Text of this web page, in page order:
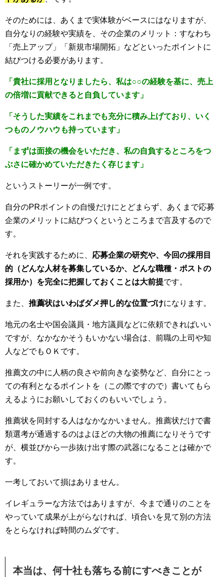
そのためには、あくまで実体験がベースにはなりますが、
自分なりの経験や実績を、その企業のメリット：すなわち
「売上アップ」「新規市場開拓」などといったポイントに
結びつける必要があります。
「貴社に採用となりましたら、私は○○の経験を基に、売上
の倍増に貢献できると自負しています」
「そうした実績をこれまでも充分に積み上げており、いく
つものノウハウも持っています」
「まずは面接の機会をいただき、私の自負するところをつ
ぶさに確かめていただきたく存じます」
というストーリーが一例です。
自分のPRポイントの自慢だけにとどまらず、あくまで応募
企業のメリットに結びつくというところまで言及するので
す。
それを実践するために、 応募企業の研究や、今回の採用目
的（どんな人材を募集しているか、どんな職種・ポストの
採用か）を完全に把握しておくことは大前提です。
また、 推薦状はいわばダメ押し的な位置づけになります。
地元の名士や国会議員・地方議員などに依頼できればいい
ですが、なかなかそうもいかない場合は、前職の上司や知
人などでもＯＫです。
推薦文の中に人柄の良さや前向きな姿勢など、自分にとっ
ての有利となるポイントを（この際ですので）書いてもら
えるようにお願いしておくのもいいでしょう。
推薦状を同封する人はなかなかいません。推薦状だけで書
類選考が通過するのはよほどの大物の推薦になりそうです
が、横並びから一歩抜け出す際の武器になることは確かで
す。
一考しておいて損はありません。
イレギュラーな方法ではありますが、今まで通りのことを
やっていて成果が上がらなければ、頃合いを見て別の方法
をとらなければ時間のムダです。
本当は、何十社も落ちる前にすべきことが